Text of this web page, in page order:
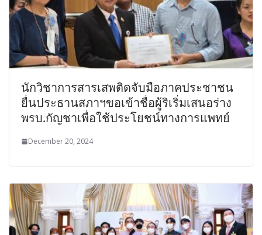
นักวิชาการสารเสพติดจับมือภาคประชาชน
ยื่นประธานสภาฯขอเข้าชื่อผู้ริเริ่มเสนอร่าง
พรบ.กัญชาเพื่อใช้ประโยชน์ทางการแพทย์
December 20, 2024